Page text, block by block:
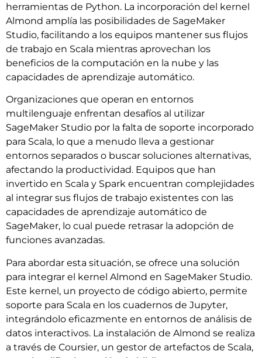
herramientas de Python. La incorporación del kernel
Almond amplía las posibilidades de SageMaker
Studio, facilitando a los equipos mantener sus flujos
de trabajo en Scala mientras aprovechan los
beneficios de la computación en la nube y las
capacidades de aprendizaje automático.
Organizaciones que operan en entornos
multilenguaje enfrentan desafíos al utilizar
SageMaker Studio por la falta de soporte incorporado
para Scala, lo que a menudo lleva a gestionar
entornos separados o buscar soluciones alternativas,
afectando la productividad. Equipos que han
invertido en Scala y Spark encuentran complejidades
al integrar sus flujos de trabajo existentes con las
capacidades de aprendizaje automático de
SageMaker, lo cual puede retrasar la adopción de
funciones avanzadas.
Para abordar esta situación, se ofrece una solución
para integrar el kernel Almond en SageMaker Studio.
Este kernel, un proyecto de código abierto, permite
soporte para Scala en los cuadernos de Jupyter,
integrándolo eficazmente en entornos de análisis de
datos interactivos. La instalación de Almond se realiza
a través de Coursier, un gestor de artefactos de Scala,